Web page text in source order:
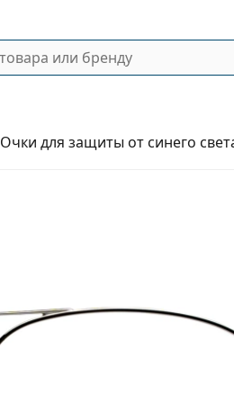
Очки для защиты от синего